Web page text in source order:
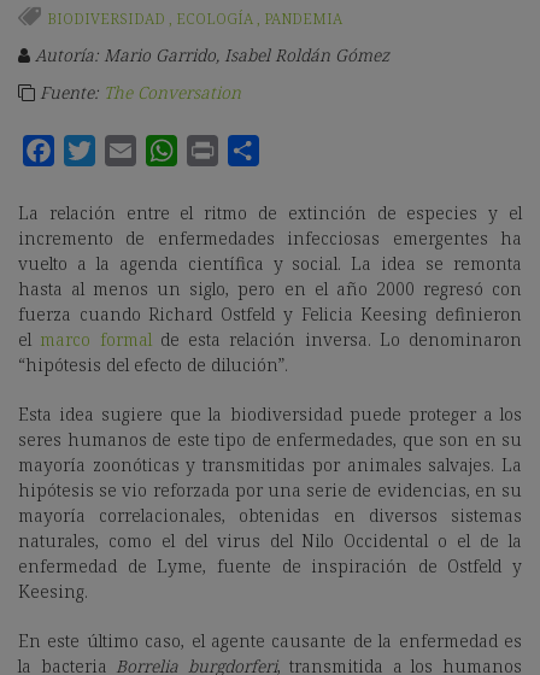
BIODIVERSIDAD , ECOLOGÍA, PANDEMIA
Autoría: Mario Garrido, Isabel Roldán Gómez
Fuente: The Conversation
La relación entre el ritmo de extinción de especies y el
incremento de enfermedades infecciosas emergentes ha
vuelto a la agenda científica y social. La idea se remonta
hasta al menos un siglo, pero en el año 2000 regresó con
fuerza cuando Richard Ostfeld y Felicia Keesing definieron
el marco formal de esta relación inversa. Lo denominaron
“hipótesis del efecto de dilución”.
Esta idea sugiere que la biodiversidad puede proteger a los
seres humanos de este tipo de enfermedades, que son en su
mayoría zoonóticas y transmitidas por animales salvajes. La
hipótesis se vio reforzada por una serie de evidencias, en su
mayoría correlacionales, obtenidas en diversos sistemas
naturales, como el del virus del Nilo Occidental o el de la
enfermedad de Lyme, fuente de inspiración de Ostfeld y
Keesing.
En este último caso, el agente causante de la enfermedad es
la bacteria Borrelia burgdorferi, transmitida a los humanos